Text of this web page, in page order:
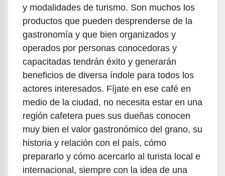
y modalidades de turismo. Son muchos los
productos que pueden desprenderse de la
gastronomía y que bien organizados y
operados por personas conocedoras y
capacitadas tendrán éxito y generarán
beneficios de diversa índole para todos los
actores interesados. Fíjate en ese café en
medio de la ciudad, no necesita estar en una
región cafetera pues sus dueñas conocen
muy bien el valor gastronómico del grano, su
historia y relación con el país, cómo
prepararlo y cómo acercarlo al turista local e
internacional, siempre con la idea de una